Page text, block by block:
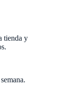
tienda y